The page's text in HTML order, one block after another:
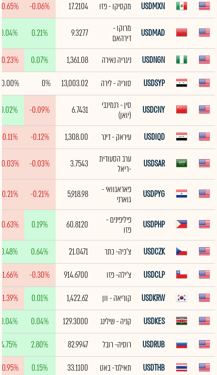
USDMXN
מקסיקו - פזו 17.2104
-0.06%
USDMAD
מרוקו -
דירהאם
9.3277
0.21%
0.04%
USDNGN ניגריה נאירה 1,361.08
0.07%
USDSYP
סוריה - לירה 13,003.02
0%
0.00%
USDCNY
סין - רנמינבי
(יואן)
6.7431
-0.09%
0.02%
USDIQD עיראק - דינר 1,308.00
-0.12%
-0.11%
USDSAR
ערב הסעודית
-ריאל
3.7543
-0.03%
USDPYG
פאראגוואי -
גוארני
5,918.98
-0.21%
-0.21%
USDPHP
פיליפינים -
פזו
60.8120
0.19%
USDCZK צ'כיה- כתר 21.0471
0.64%
0.48%
USDCLP
צ'ילה- פזו 914.6700
-0.30%
-1.66%
USDKRW
קוריאה - וון 1,422.62
0.01%
-1.39%
USDKES
קניה - שילינג 129.3000
0.04%
0.04%
USDRUB
רוסיה- רובל 82.9947
2.80%
4.75%
USDTHB
תאילנד- באט 33.1100
0.15%